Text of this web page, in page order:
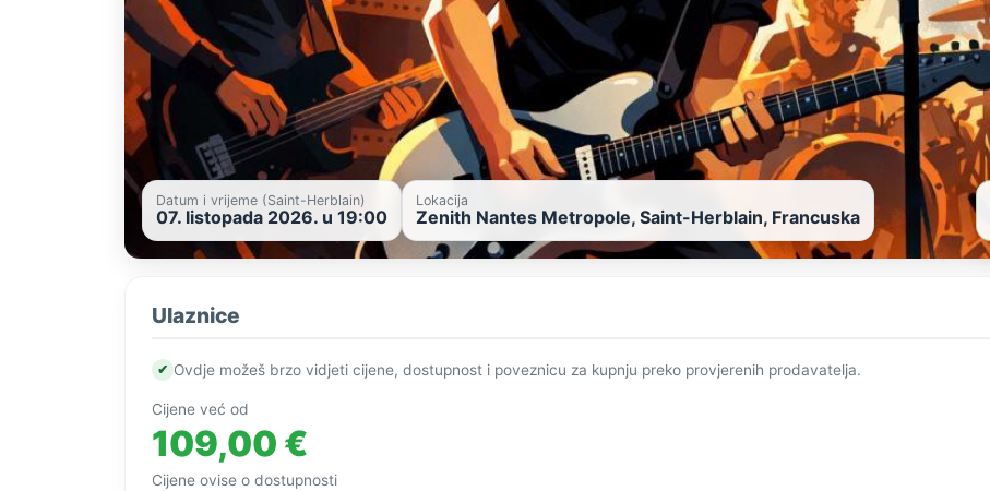
Datum i vrijeme (Saint-Herblain)
07. listopada 2026. u 19:00
Lokacija
Zenith Nantes Metropole, Saint-Herblain, Francuska
Ulaznice
✔ Ovdje možeš brzo vidjeti cijene, dostupnost i poveznicu za kupnju preko provjerenih prodavatelja.
Cijene već od
109,00 €
Cijene ovise o dostupnosti